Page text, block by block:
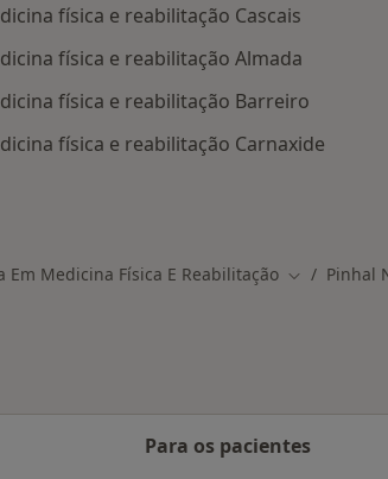
física e reabilitação Cascais
física e reabilitação Almada
física e reabilitação Barreiro
física e reabilitação Carnaxide
Em Medicina Física E Reabilitação Mudar de
Pinhal
Para os pacientes